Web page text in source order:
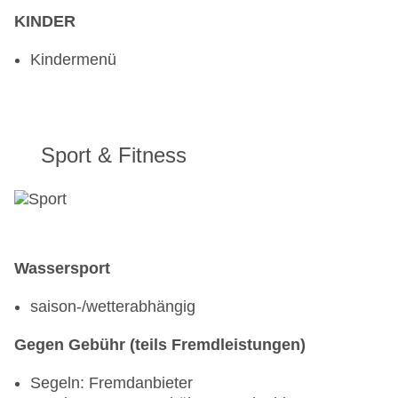
Poolbar Outdoor „The K Bar“: täglich 10:00 Uhr -
00:00 Uhr
KINDER
Kindermenü
Sport & Fitness
Wassersport
saison-/wetterabhängig
Gegen Gebühr (teils Fremdleistungen)
Segeln: Fremdanbieter